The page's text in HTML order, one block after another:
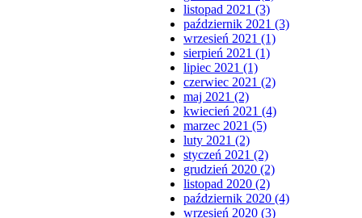
listopad 2021 (3)
październik 2021 (3)
wrzesień 2021 (1)
sierpień 2021 (1)
lipiec 2021 (1)
czerwiec 2021 (2)
maj 2021 (2)
kwiecień 2021 (4)
marzec 2021 (5)
luty 2021 (2)
styczeń 2021 (2)
grudzień 2020 (2)
listopad 2020 (2)
październik 2020 (4)
wrzesień 2020 (3)